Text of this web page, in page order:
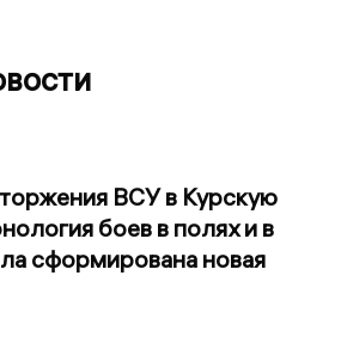
ВСУ в Курскую
боев в полях и в
сформирована новая